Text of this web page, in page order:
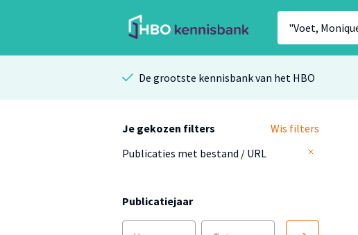
De grootste kennisbank van het HBO
Je gekozen filters
Wis filters
Publicaties met bestand / URL
Publicatiejaar